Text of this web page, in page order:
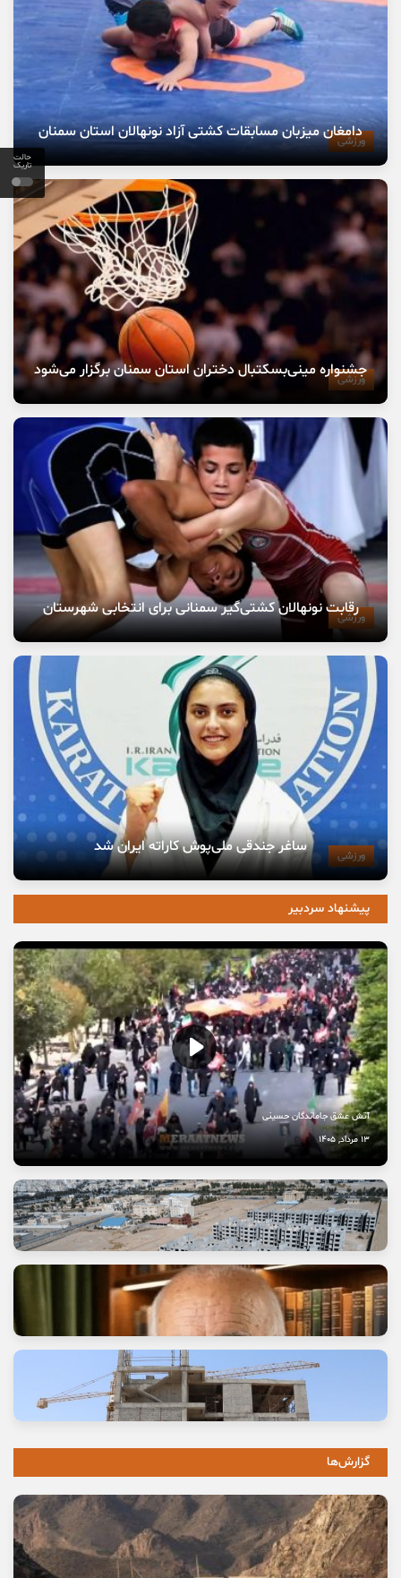
حالت
تاریک
ورزشی
دامغان میزبان مسابقات کشتی آزاد نونهالان استان سمنان
ورزشی
جشنواره مینی‌بسکتبال دختران استان سمنان برگزار می‌شود
ورزشی
رقابت نونهالان کشتی‌گیر سمنانی برای انتخابی شهرستان
ورزشی ساغر جندقی ملی‌پوش کاراته ایران شد
پیشنهاد سردبیر
آتش عشق جاماندگان حسینی
13 مرداد, 1405
وعده خانه‌ای که برای خانواده‌ها گران تمام شد
11 مرداد, 1405
10 مرداد, 1405
نخستین بیمارستان چشم‌پزشکی سمنان در مسیر بهره‌برداری
گزارش‌ها